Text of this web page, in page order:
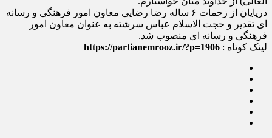
درپایان از زحمات ۶ ساله رضا رضایی معاون امور فرهنگی و رسانه
ای تقدیر و حجت الاسلام عباس سرشته به عنوان معاون امور
فرهنگی و رسانه ای منصوب شد.
لینک کوتاه : https://partianemrooz.ir/?p=1906